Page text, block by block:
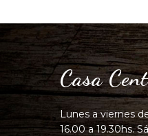
Casa
Lunes a viernes
16.00 a 19.30hs.